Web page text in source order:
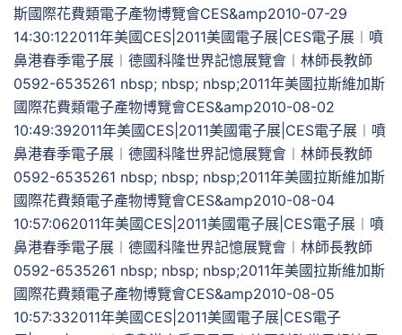
斯國際花費類電子產物博覽會CES&amp2010-07-29
14:30:122011年美國CES|2011美國電子展|CES電子展︱噴
鼻港春季電子展︱德國科隆世界記憶展覽會︱林師長教師
0592-6535261 nbsp; nbsp; nbsp;2011年美國拉斯維加斯
國際花費類電子產物博覽會CES&amp2010-08-02
10:49:392011年美國CES|2011美國電子展|CES電子展︱噴
鼻港春季電子展︱德國科隆世界記憶展覽會︱林師長教師
0592-6535261 nbsp; nbsp; nbsp;2011年美國拉斯維加斯
國際花費類電子產物博覽會CES&amp2010-08-04
10:57:062011年美國CES|2011美國電子展|CES電子展︱噴
鼻港春季電子展︱德國科隆世界記憶展覽會︱林師長教師
0592-6535261 nbsp; nbsp; nbsp;2011年美國拉斯維加斯
國際花費類電子產物博覽會CES&amp2010-08-05
10:57:332011年美國CES|2011美國電子展|CES電子